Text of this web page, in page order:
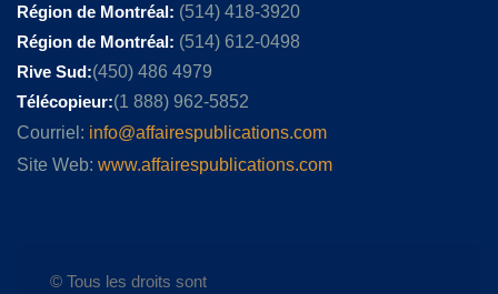
Région de Montréal: (514) 418-3920
Région de Montréal: (514) 612-0498
Rive Sud:(450) 486 4979
Télécopieur:(1 888) 962-5852
Courriel: info@affairespublications.com
Site Web: www.affairespublications.com
© Tous les droits sont